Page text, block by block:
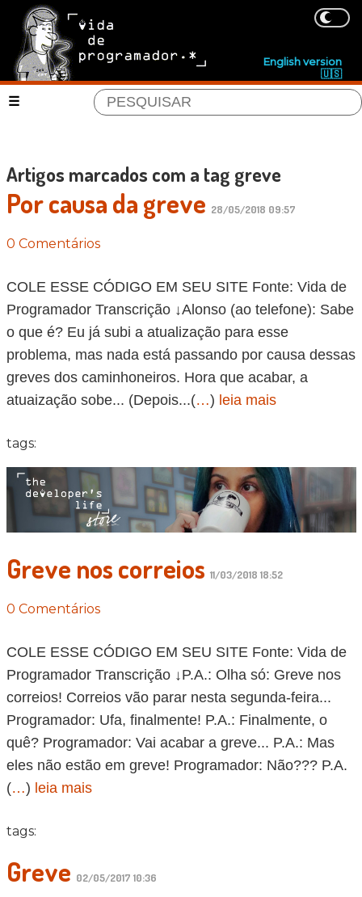
English version
🇺🇸
Artigos marcados com a tag greve
Por causa da greve 28/05/2018 09:57
0 Comentários
COLE ESSE CÓDIGO EM SEU SITE Fonte: Vida de
Programador Transcrição ↓Alonso (ao telefone): Sabe
o que é? Eu já subi a atualização para esse
problema, mas nada está passando por causa dessas
greves dos caminhoneiros. Hora que acabar, a
atuaização sobe... (Depois...(…) leia mais
tags:
Greve nos correios 11/03/2018 18:52
0 Comentários
COLE ESSE CÓDIGO EM SEU SITE Fonte: Vida de
Programador Transcrição ↓P.A.: Olha só: Greve nos
correios! Correios vão parar nesta segunda-feira...
Programador: Ufa, finalmente! P.A.: Finalmente, o
quê? Programador: Vai acabar a greve... P.A.: Mas
eles não estão em greve! Programador: Não??? P.A.
(…) leia mais
tags:
Greve 02/05/2017 10:36